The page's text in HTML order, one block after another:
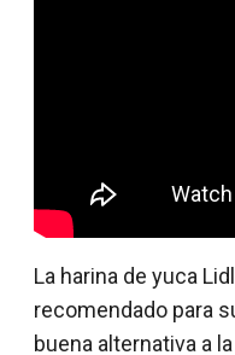
La harina de yuca
recomendado para
buena alternativa a